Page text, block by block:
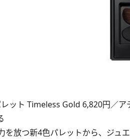
ット Timeless Gold 6,820円／ア
放つ新4色パレットから、ジュ